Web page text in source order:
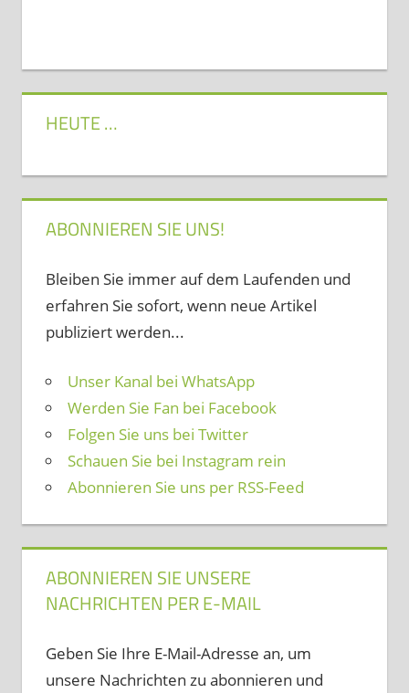
HEUTE …
ABONNIEREN SIE UNS!
Bleiben Sie immer auf dem Laufenden und
erfahren Sie sofort, wenn neue Artikel
publiziert werden...
Unser Kanal bei WhatsApp
Werden Sie Fan bei Facebook
Folgen Sie uns bei Twitter
Schauen Sie bei Instagram rein
Abonnieren Sie uns per RSS-Feed
ABONNIEREN SIE UNSERE
NACHRICHTEN PER E-MAIL
Geben Sie Ihre E-Mail-Adresse an, um
unsere Nachrichten zu abonnieren und